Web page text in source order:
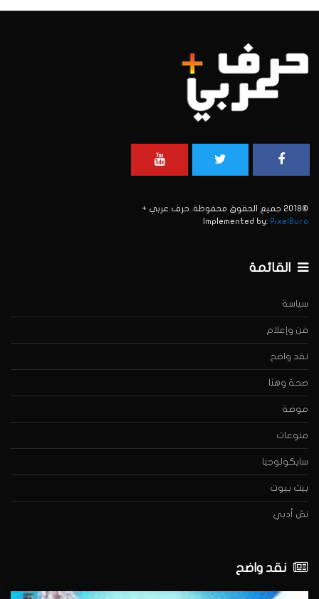
©2018 جميع الحقوق محفوظة. حرف عربي +
Implemented by: PixelBuro
القائمة
سياسة
فن وإعلام
نقد واضح
صحة وهنا
موضة
منوعات
سايكولوجيا
بيت بيوت
نصّ أدبي
نقد واضح